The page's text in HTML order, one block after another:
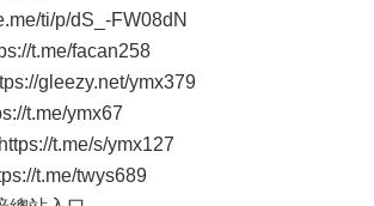
ti/p/dS_-FW08dN
t.me/facan258
gleezy.net/ymx379
t.me/ymx67
https://t.me/s/ymx127
t.me/twys689